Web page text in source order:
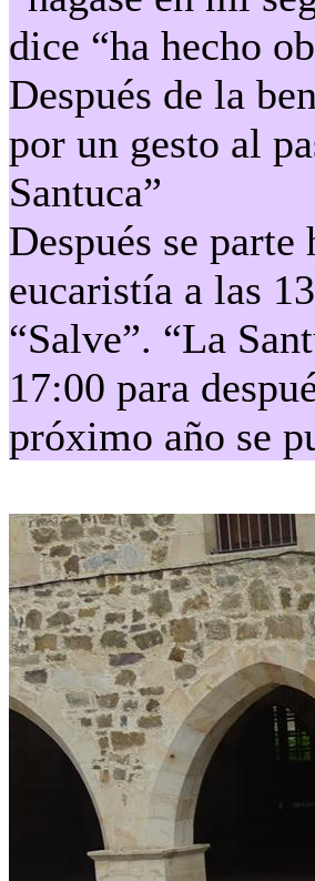
dice “ha hecho
Después de la
por un gesto al
Santuca”
Después se
eucaristía a las
“Salve”. “La
17:00 para
próximo año se